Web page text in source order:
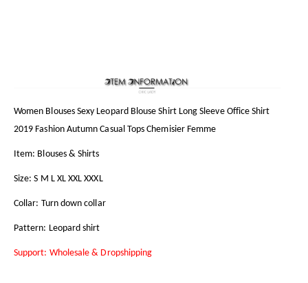
Women Blouses Sexy Leopard Blouse Shirt Long Sleeve Office Shirt
2019 Fashion Autumn Casual Tops Chemisier Femme
Item: Blouses & Shirts
Size: S M L XL XXL XXXL
Collar: Turn down collar
Pattern: Leopard shirt
Support: Wholesale & Dropshipping